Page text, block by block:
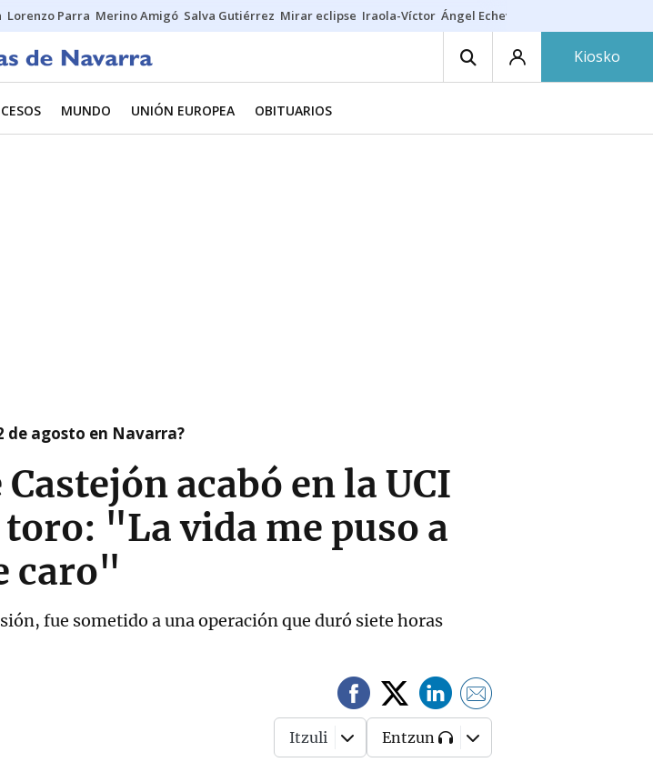
Lorenzo Parra Merino Amigó Salva Gutiérrez Mirar eclipse Iraola-Víctor Ángel Echeverría
Kiosko
MUNDO UNIÓN EUROPEA OBITUARIOS
de agosto en Navarra?
acabó en la UCI
"La vida me puso a
caro"
fue sometido a una operación que duró siete horas
Itzuli Entzun